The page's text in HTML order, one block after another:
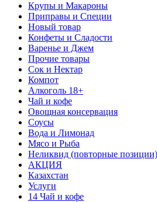
Крупы и Макароны
Приправы и Специи
Новый товар
Конфеты и Сладости
Варенье и Джем
Прочие товары
Сок и Нектар
Компот
Алкоголь 18+
Чай и кофе
Овощная консервация
Соусы
Вода и Лимонад
Мясо и Рыба
Неликвид (повторные позиции)
АКЦИЯ
Казахстан
Услуги
14 Чай и кофе